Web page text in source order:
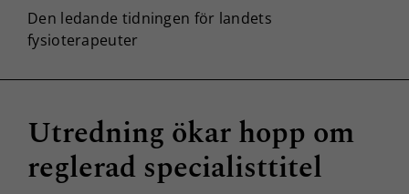
Utredning ökar hopp om
reglerad specialisttitel